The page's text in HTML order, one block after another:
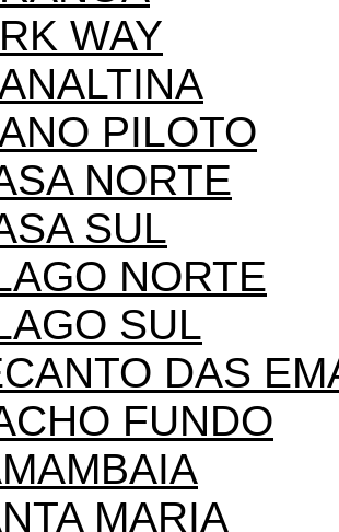
WAY
PILOTO
NORTE
SUL
NORTE
SUL
DAS
FUNDO
MARIA